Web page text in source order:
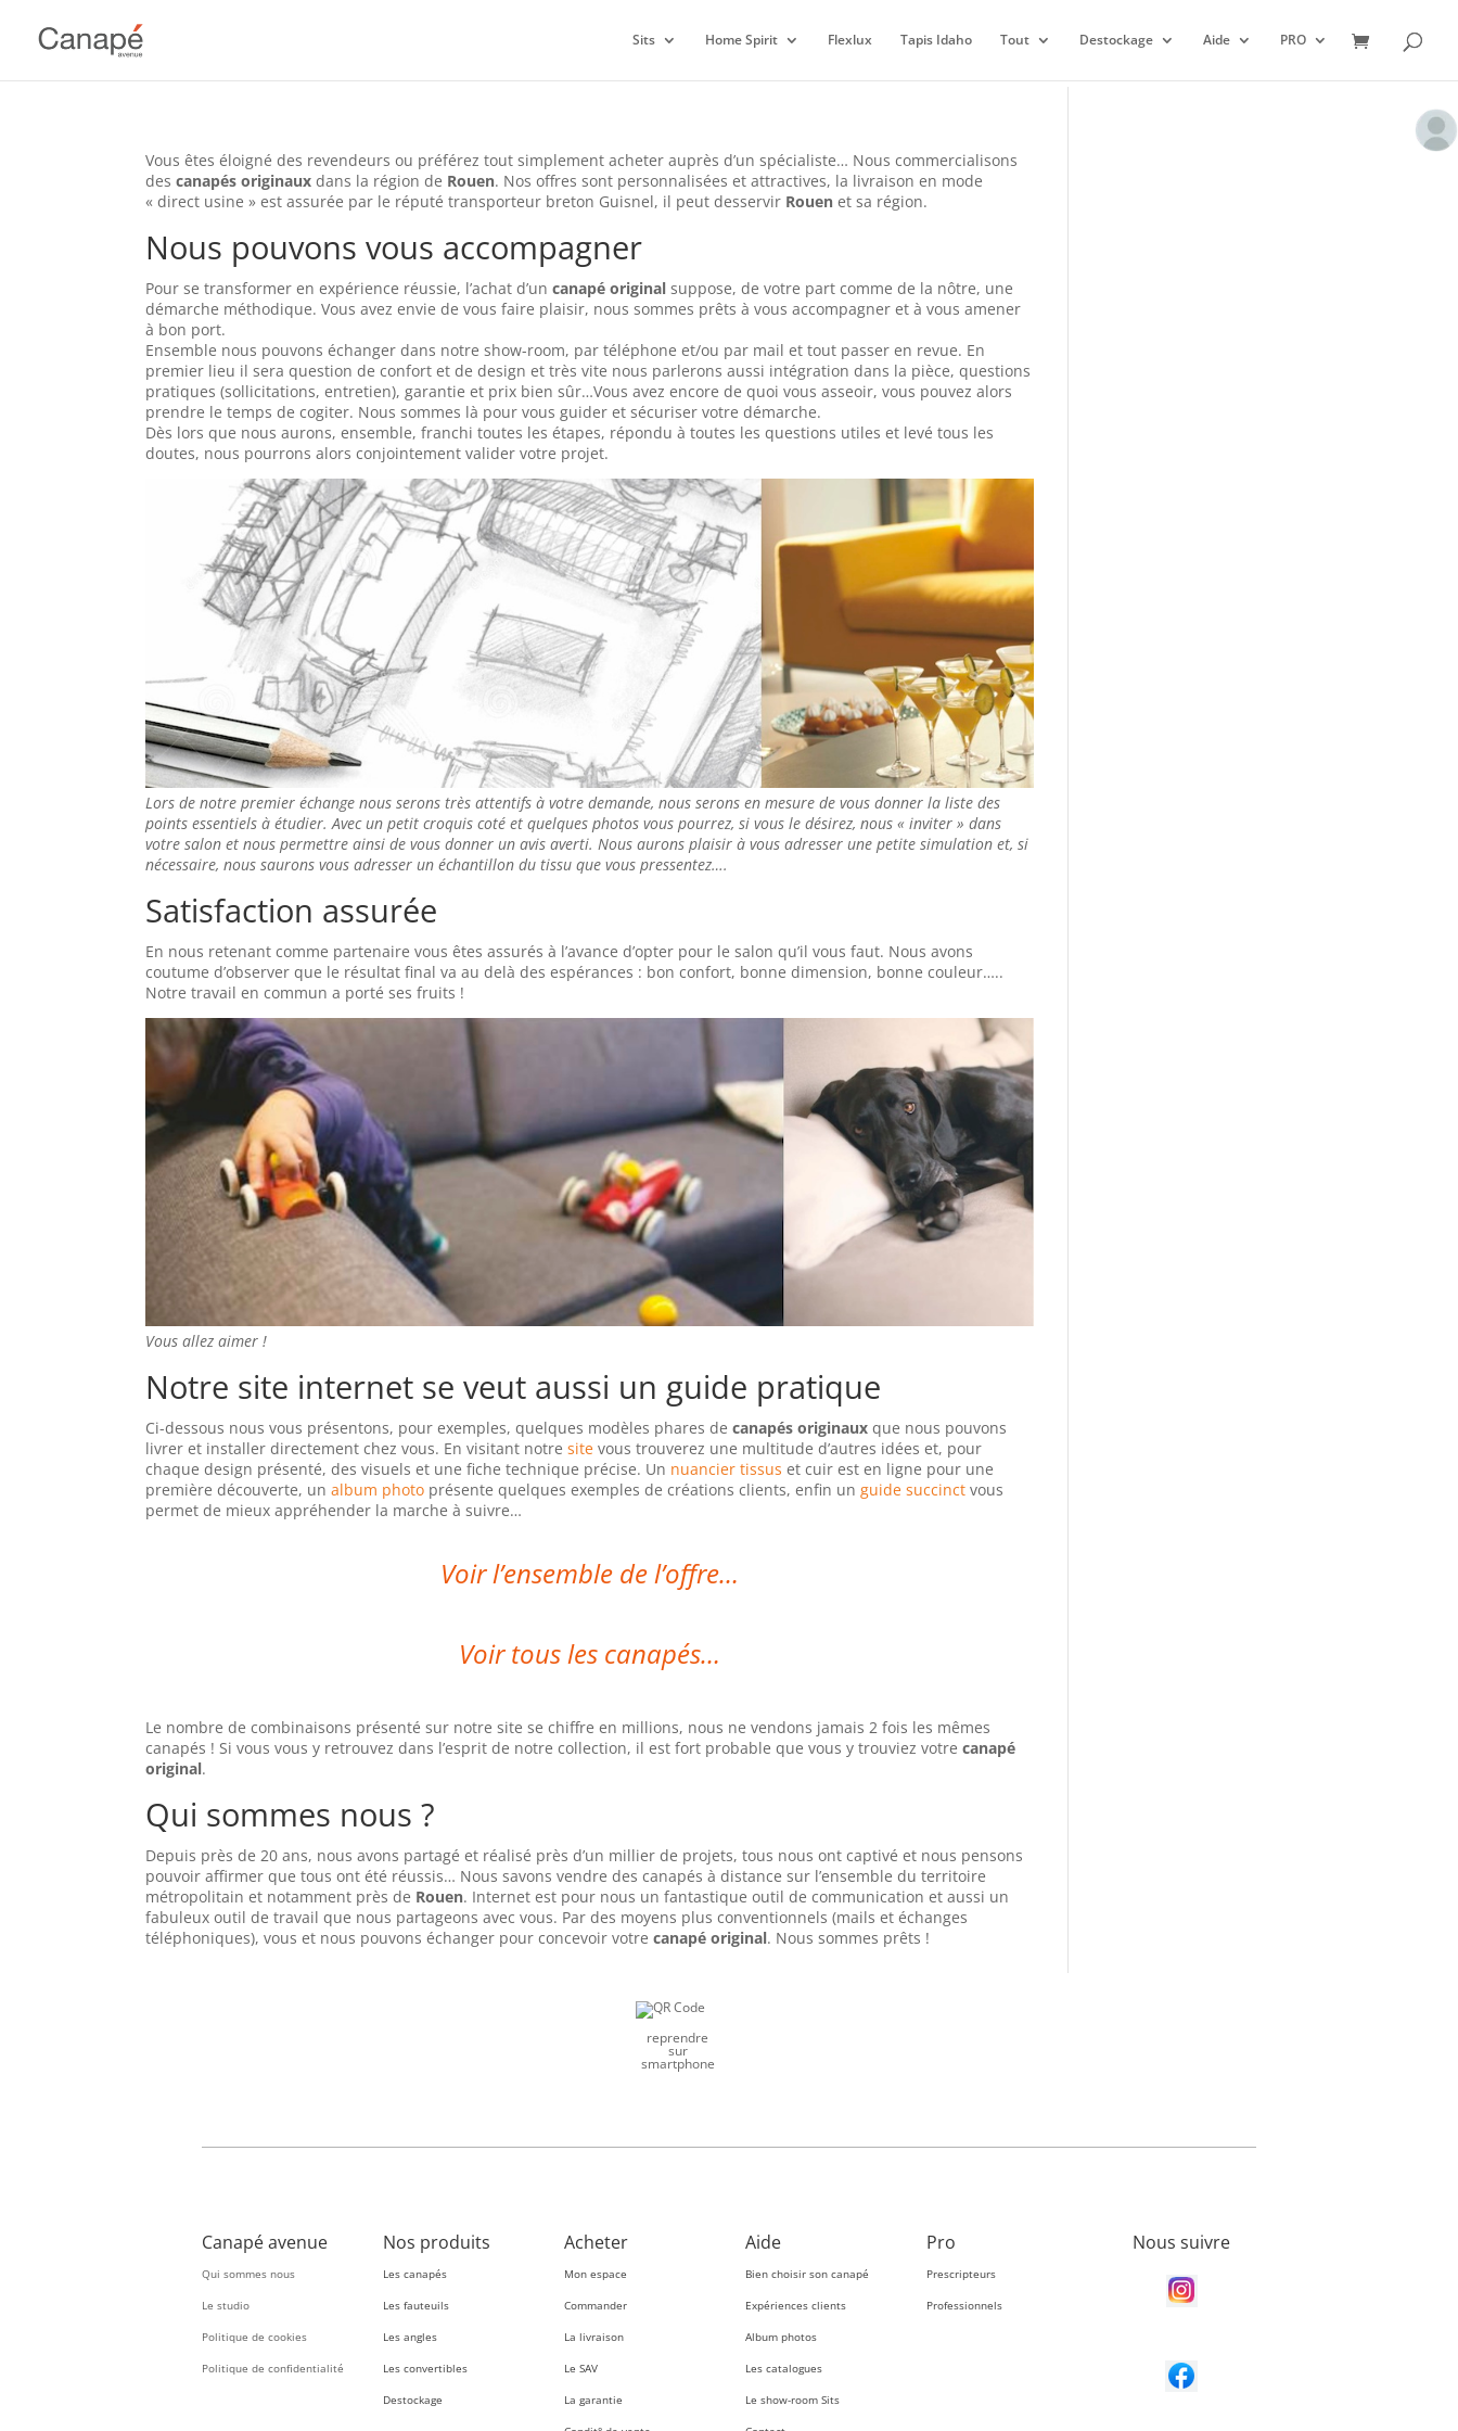
Sits Home Spirit Flexlux Tapis Idaho Tout Destockage Aide PRO
Vous êtes éloigné des revendeurs ou préférez tout simplement acheter auprès d’un spécialiste… Nous commercialisons
descanapés originaux dans la région de Rouen. Nos offres sont personnalisées et attractives, la livraison en mode
« direct usine » est assurée par le réputé transporteur breton Guisnel, il peut desservir Rouen et sa région.
Nous pouvons vous accompagner
Pour se transformer en expérience réussie, l’achat d’uncanapé original suppose, de votre part comme de la nôtre, une
démarche méthodique. Vous avez envie de vous faire plaisir, nous sommes prêts à vous accompagner et à vous amener
à bon port.
Ensemble nous pouvons échanger dans notre show-room, par téléphone et/ou par mail et tout passer en revue. En
premier lieu il sera question de confort et de design et très vite nous parlerons aussi intégration dans la pièce, questions
pratiques (sollicitations, entretien), garantie et prix bien sûr…Vous avez encore de quoi vous asseoir, vous pouvez alors
prendre le temps de cogiter. Nous sommes là pour vous guider et sécuriser votre démarche.
Dès lors que nous aurons, ensemble, franchi toutes les étapes, répondu à toutes les questions utiles et levé tous les
doutes, nous pourrons alors conjointement valider votre projet.
Lors de notre premier échange nous serons très attentifs à votre demande, nous serons en mesure de vous donner la liste des
points essentiels à étudier. Avec un petit croquis coté et quelques photos vous pourrez, si vous le désirez, nous « inviter » dans
votre salon et nous permettre ainsi de vous donner un avis averti. Nous aurons plaisir à vous adresser une petite simulation et, si
nécessaire, nous saurons vous adresser un échantillon du tissu que vous pressentez….
Satisfaction assurée
En nous retenant comme partenaire vous êtes assurés à l’avance d’opter pour le salon qu’il vous faut. Nous avons
coutume d’observer que le résultat final va au delà des espérances : bon confort, bonne dimension, bonne couleur…..
Notre travail en commun a porté ses fruits !
Vous allez aimer !
Notre site internet se veut aussi un guide pratique
Ci-dessous nous vous présentons, pour exemples, quelques modèles phares decanapés originaux que nous pouvons
livrer et installer directement chez vous. En visitant notresite vous trouverez une multitude d’autres idées et, pour
chaque design présenté, des visuels et une fiche technique précise. Un nuancier tissus et cuir est en ligne pour une
première découverte, unalbum photo présente quelques exemples de créations clients, enfin unguide succinct vous
permet de mieux appréhender la marche à suivre…
Voir l’ensemble de l’offre…
Voir tous les canapés…
Le nombre de combinaisons présenté sur notre site se chiffre en millions, nous ne vendons jamais 2 fois les mêmes
canapés ! Si vous vous y retrouvez dans l’esprit de notre collection, il est fort probable que vous y trouviez votrecanapé
original.
Qui sommes nous ?
Depuis près de 20 ans, nous avons partagé et réalisé près d’un millier de projets, tous nous ont captivé et nous pensons
pouvoir affirmer que tous ont été réussis… Nous savons vendre des canapés à distance sur l’ensemble du territoire
métropolitain et notamment près de Rouen. Internet est pour nous un fantastique outil de communication et aussi un
fabuleux outil de travail que nous partageons avec vous. Par des moyens plus conventionnels (mails et échanges
téléphoniques), vous et nous pouvons échanger pour concevoir votrecanapé original. Nous sommes prêts !
reprendre
sur
smartphone
Canapé avenue
Qui sommes nous
Le studio
Politique de cookies
Politique de confidentialité
Nos produits
Les canapés
Les fauteuils
Les angles
Les convertibles
Destockage
Acheter
Mon espace
Commander
La livraison
Le SAV
La garantie
Aide
Bien choisir son canapé
Expériences clients
Album photos
Les catalogues
Le show-room Sits
Pro
Prescripteurs
Professionnels
Nous suivre